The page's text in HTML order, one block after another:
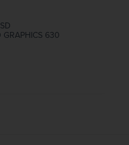
630